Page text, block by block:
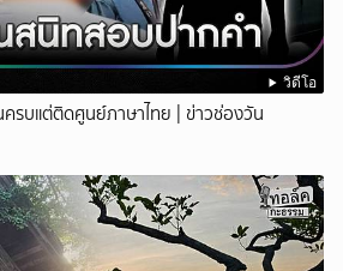
วิดีโอ
รบแต่ติดศูนย์ภาษาไทย | ข่าวช่องวัน